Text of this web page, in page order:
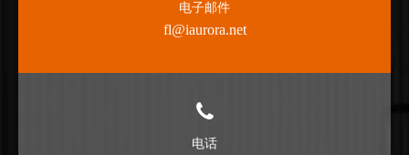
电子邮件
fl@iaurora.net
电话